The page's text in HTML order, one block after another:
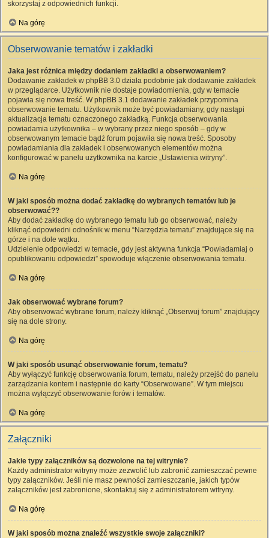
skorzystaj z odpowiednich funkcji.
Na górę
Obserwowanie tematów i zakładki
Jaka jest różnica między dodaniem zakładki a obserwowaniem?
Dodawanie zakładek w phpBB 3.0 działa podobnie jak dodawanie zakładek
w przeglądarce. Użytkownik nie dostaje powiadomienia, gdy w temacie
pojawia się nowa treść. W phpBB 3.1 dodawanie zakładek przypomina
obserwowanie tematu. Użytkownik może być powiadamiany, gdy nastąpi
aktualizacja tematu oznaczonego zakładką. Funkcja obserwowania
powiadamia użytkownika – w wybrany przez niego sposób – gdy w
obserwowanym temacie bądź forum pojawiła się nowa treść. Sposoby
powiadamiania dla zakładek i obserwowanych elementów można
konfigurować w panelu użytkownika na karcie „Ustawienia witryny”.
Na górę
W jaki sposób można dodać zakładkę do wybranych tematów lub je
obserwować??
Aby dodać zakładkę do wybranego tematu lub go obserwować, należy
kliknąć odpowiedni odnośnik w menu “Narzędzia tematu” znajdujące się na
górze i na dole wątku.
Udzielenie odpowiedzi w temacie, gdy jest aktywna funkcja “Powiadamiaj o
opublikowaniu odpowiedzi” spowoduje włączenie obserwowania tematu.
Na górę
Jak obserwować wybrane forum?
Aby obserwować wybrane forum, należy kliknąć „Obserwuj forum” znajdujący
się na dole strony.
Na górę
W jaki sposób usunąć obserwowanie forum, tematu?
Aby wyłączyć funkcję obserwowania forum, tematu, należy przejść do panelu
zarządzania kontem i następnie do karty “Obserwowane”. W tym miejscu
można wyłączyć obserwowanie forów i tematów.
Na górę
Załączniki
Jakie typy załączników są dozwolone na tej witrynie?
Każdy administrator witryny może zezwolić lub zabronić zamieszczać pewne
typy załączników. Jeśli nie masz pewności zamieszczanie, jakich typów
załączników jest zabronione, skontaktuj się z administratorem witryny.
Na górę
W jaki sposób można znaleźć wszystkie swoje załączniki?